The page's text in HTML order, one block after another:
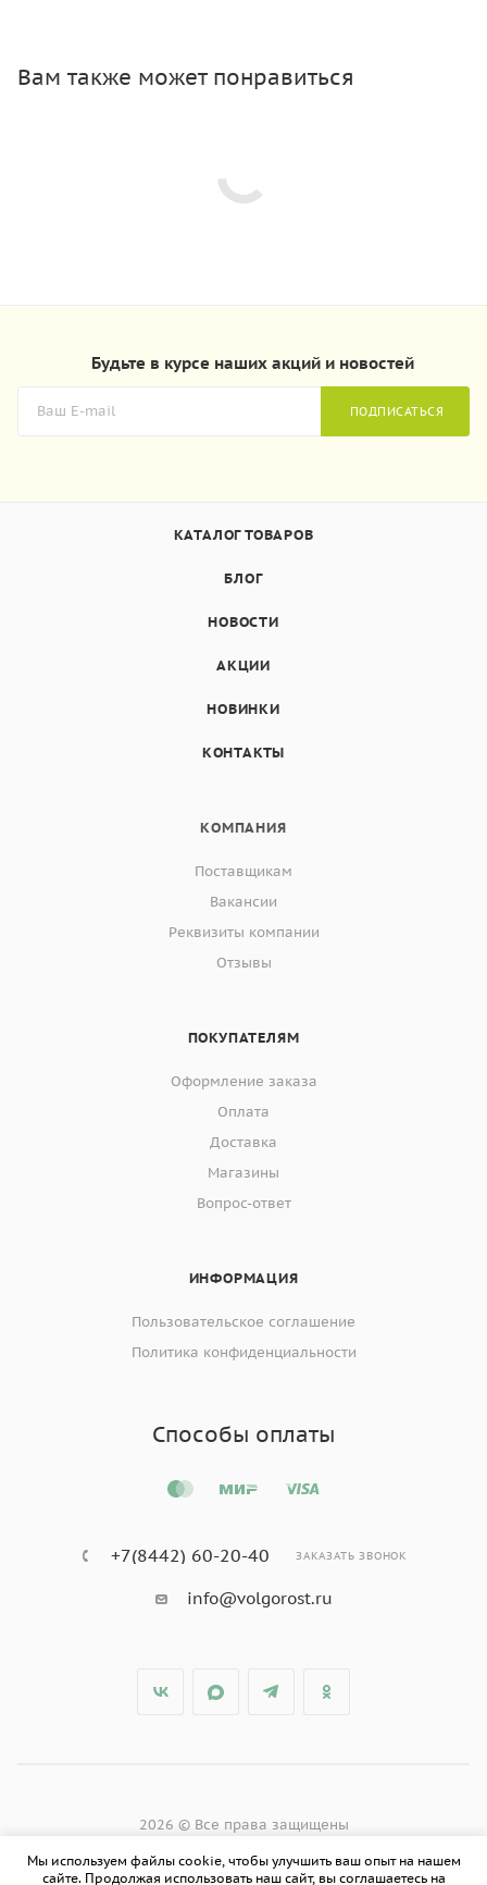
Вам также может понравиться
Будьте в курсе наших акций и новостей
ПОДПИСАТЬСЯ
КАТАЛОГ ТОВАРОВ
БЛОГ
НОВОСТИ
АКЦИИ
НОВИНКИ
КОНТАКТЫ
КОМПАНИЯ
Поставщикам
Вакансии
Реквизиты компании
Отзывы
ПОКУПАТЕЛЯМ
Оформление заказа
Оплата
Доставка
Магазины
Вопрос-ответ
ИНФОРМАЦИЯ
Пользовательское соглашение
Политика конфиденциальности
Способы оплаты
+7(8442) 60-20-40 ЗАКАЗАТЬ ЗВОНОК
info@volgorost.ru
2026 © Все права защищены
Мы используем файлы cookie, чтобы улучшить ваш опыт на нашем
сайте. Продолжая использовать наш сайт, вы соглашаетесь на